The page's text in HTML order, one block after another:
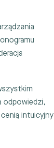
odpowiedzi,
intuicyjny